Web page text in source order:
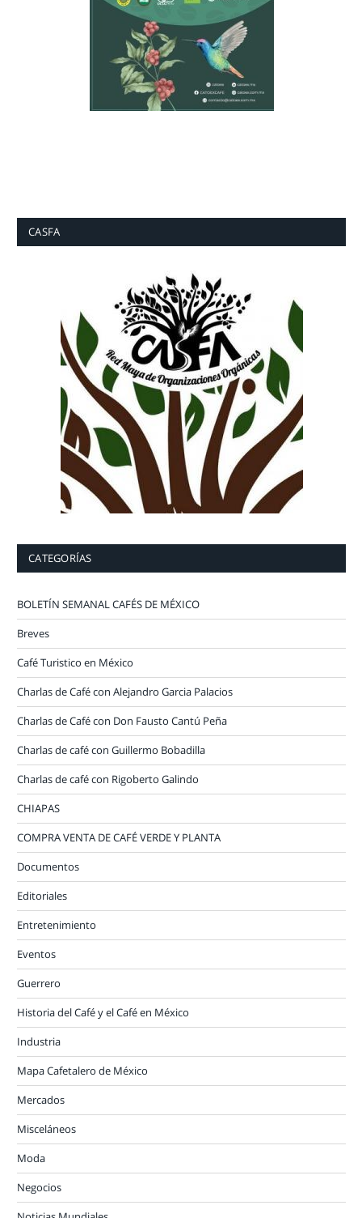
CASFA
CATEGORÍAS
BOLETÍN SEMANAL CAFÉS DE MÉXICO
Breves
Café Turistico en México
Charlas de Café con Alejandro Garcia Palacios
Charlas de Café con Don Fausto Cantú Peña
Charlas de café con Guillermo Bobadilla
Charlas de café con Rigoberto Galindo
CHIAPAS
COMPRA VENTA DE CAFÉ VERDE Y PLANTA
Documentos
Editoriales
Entretenimiento
Eventos
Guerrero
Historia del Café y el Café en México
Industria
Mapa Cafetalero de México
Mercados
Misceláneos
Moda
Negocios